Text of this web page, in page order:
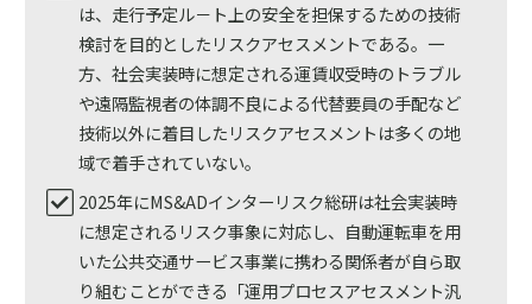
は、走行予定ル－ト上の安全を担保するための技術
検討を目的としたリスクアセスメントである。一
方、社会実装時に想定される運賃収受時のトラブル
や遠隔監視者の体調不良による代替要員の手配など
技術以外に着目したリスクアセスメントは多くの地
域で着手されていない。
2025年にMS&ADインターリスク総研は社会実装時
に想定されるリスク事象に対応し、自動運転車を用
いた公共交通サービス事業に携わる関係者が自ら取
り組むことができる「運用プロセスアセスメント汎